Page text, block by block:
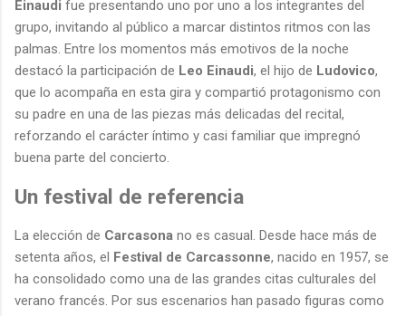
Einaudi fue presentando uno por uno a los integrantes del
grupo, invitando al público a marcar distintos ritmos con las
palmas. Entre los momentos más emotivos de la noche
destacó la participación de Leo Einaudi, el hijo de Ludovico,
que lo acompaña en esta gira y compartió protagonismo con
su padre en una de las piezas más delicadas del recital,
reforzando el carácter íntimo y casi familiar que impregnó
buena parte del concierto.
Un festival de referencia
La elección de Carcasona no es casual. Desde hace más de
setenta años, el Festival de Carcassonne, nacido en 1957, se
ha consolidado como una de las grandes citas culturales del
verano francés. Por sus escenarios han pasado figuras como